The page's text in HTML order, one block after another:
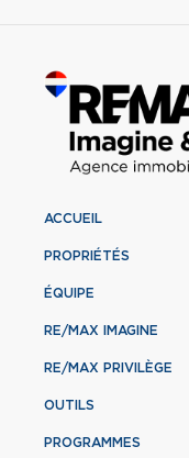
ACCUEIL
PROPRIÉTÉS
ÉQUIPE
RE/MAX IMAGINE
RE/MAX PRIVILÈGE
OUTILS
PROGRAMMES